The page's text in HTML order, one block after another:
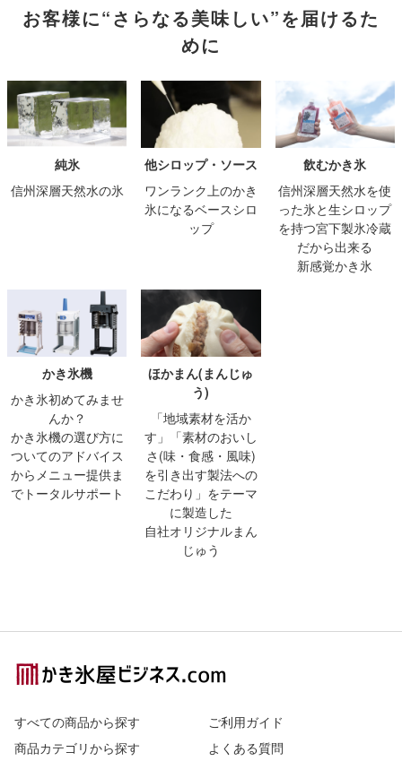
お客様に“さらなる美味しい”を届けるた
めに
純氷
信州深層天然水の氷
他シロップ・ソース
ワンランク上のかき
氷になるベースシロ
ップ
飲むかき氷
信州深層天然水を使
った氷と生シロップ
を持つ宮下製氷冷蔵
だから出来る
新感覚かき氷
かき氷機
かき氷初めてみませ
んか？
かき氷機の選び方に
ついてのアドバイス
からメニュー提供ま
でトータルサポート
ほかまん(まんじゅ
う)
「地域素材を活か
す」「素材のおいし
さ(味・食感・風味)
を引き出す製法への
こだわり」をテーマ
に製造した
自社オリジナルまん
じゅう
Footer
すべての商品から探す
商品カテゴリから探す
ご利用ガイド
よくある質問